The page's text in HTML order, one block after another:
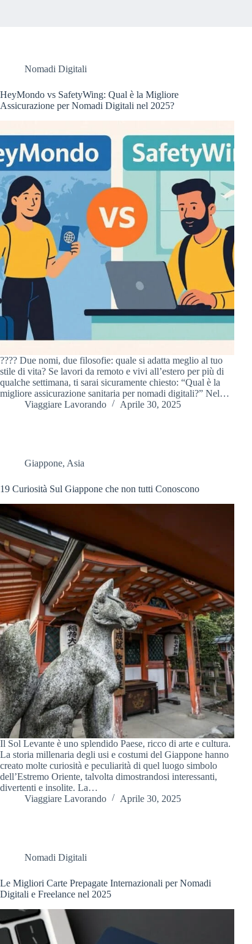
Nomadi Digitali
HeyMondo vs SafetyWing: Qual è la Migliore
Assicurazione per Nomadi Digitali nel 2025?
???? Due nomi, due filosofie: quale si adatta meglio al tuo
stile di vita? Se lavori da remoto e vivi all’estero per più di
qualche settimana, ti sarai sicuramente chiesto: “Qual è la
migliore assicurazione sanitaria per nomadi digitali?” Nel…
Viaggiare Lavorando
Aprile 30, 2025
Giappone, Asia
19 Curiosità Sul Giappone che non tutti Conoscono
Il Sol Levante è uno splendido Paese, ricco di arte e cultura.
La storia millenaria degli usi e costumi del Giappone hanno
creato molte curiosità e peculiarità di quel luogo simbolo
dell’Estremo Oriente, talvolta dimostrandosi interessanti,
divertenti e insolite. La…
Viaggiare Lavorando
Aprile 30, 2025
Nomadi Digitali
Le Migliori Carte Prepagate Internazionali per Nomadi
Digitali e Freelance nel 2025